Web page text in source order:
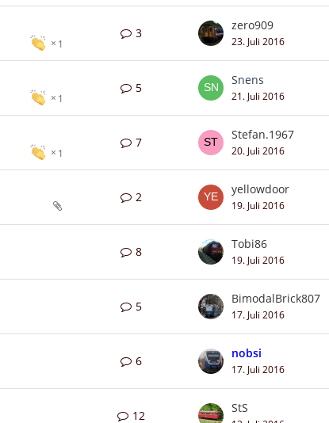
1
3
zero909
23. Juli 2016
1
5
Snens
21. Juli 2016
1
7
Stefan.1967
20. Juli 2016
2
yellowdoor
19. Juli 2016
8
Tobi86
19. Juli 2016
5
BimodalBrick807
17. Juli 2016
6
nobsi
17. Juli 2016
12
StS